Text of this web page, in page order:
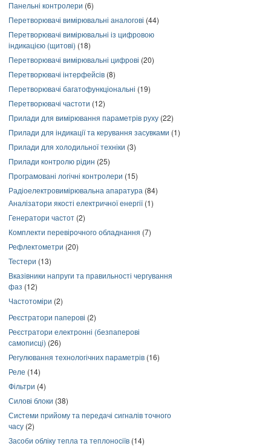
Панельні контролери (6)
Перетворювачі вимірювальні аналогові (44)
Перетворювачі вимірювальні із цифровою
індикацією (щитові) (18)
Перетворювачі вимірювальні цифрові (20)
Перетворювачі інтерфейсів (8)
Перетворювачі багатофункціональні (19)
Перетворювачі частоти (12)
Прилади для вимірювання параметрів руху (22)
Прилади для індикації та керування засувками (1)
Прилади для холодильної техніки (3)
Прилади контролю рідин (25)
Програмовані логічні контролери (15)
Радіоелектровимірювальна апаратура (84)
Аналізатори якості електричної енергії(1)
Генератори частот (2)
Комплекти перевірочного обладнання (7)
Рефлектометри (20)
Тестери (13)
Вказівники напруги та правильності чергування
фаз (12)
Частотоміри (2)
Реєстратори паперові (2)
Реєстратори електронні (безпаперові
самописці) (26)
Регулювання технологічних параметрів (16)
Реле (14)
Фільтри (4)
Силові блоки (38)
Системи прийому та передачі сигналів точного
часу (2)
Засоби обліку тепла та теплоносіїв (14)